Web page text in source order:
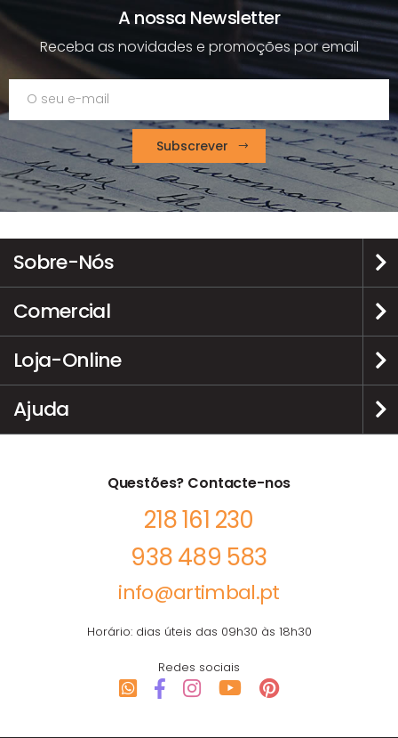
A nossa Newsletter
Receba as novidades e promoções por email
Subscrever
Sobre-Nós
Comercial
Loja-Online
Ajuda
Questões? Contacte-nos
218 161 230
938 489 583
info@artimbal.pt
Horário: dias úteis das 09h30 às 18h30
Redes sociais